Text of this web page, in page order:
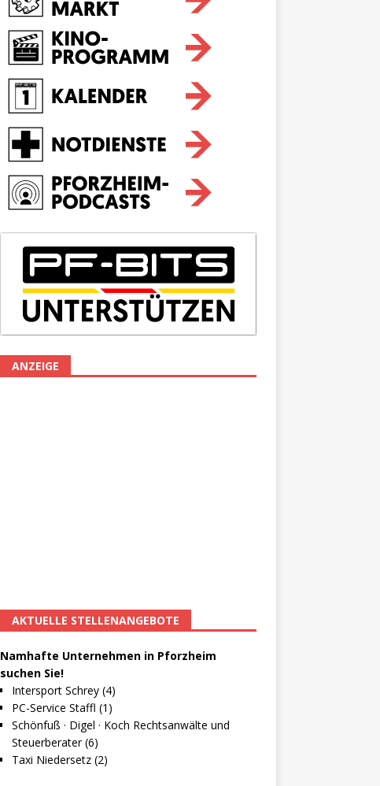
ANZEIGE
AKTUELLE STELLENANGEBOTE
Namhafte Unternehmen in Pforzheim
suchen Sie!
Intersport Schrey (4)
PC-Service Staffl (1)
Schönfuß · Digel · Koch Rechtsanwälte und
Steuerberater (6)
Taxi Niedersetz (2)